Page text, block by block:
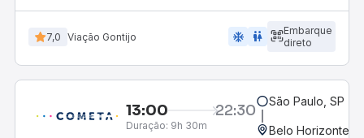
7,0 Viação Gontijo ac_unit wc
Embarque
direto
13:00 22:30
Duração: 9h 30m
São Paulo, SP -
Belo Horizonte,